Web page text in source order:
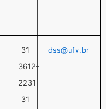
31
3612-
2231
31
dss@ufv.br